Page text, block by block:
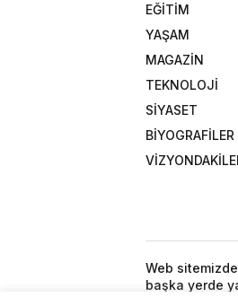
EĞİTİM
YAŞAM
MAGAZİN
TEKNOLOJİ
SİYASET
BİYOGRAFİLER
Web
başka yerde